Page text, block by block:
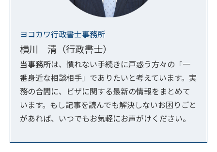
ヨコカワ行政書士事務所
横川 清（行政書士）
当事務所は、慣れない手続きに戸惑う方々の「一
番身近な相談相手」でありたいと考えています。実
務の合間に、ビザに関する最新の情報をまとめて
います。もし記事を読んでも解決しないお困りごと
があれば、いつでもお気軽にお声がけください。